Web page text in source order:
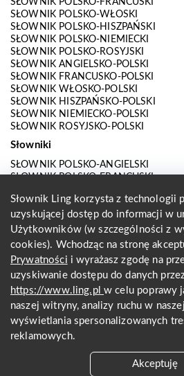
SŁOWNIK POLSKO-WŁOSKI
SŁOWNIK POLSKO-HISZPAŃSKI
SŁOWNIK POLSKO-NIEMIECKI
SŁOWNIK POLSKO-ROSYJSKI
SŁOWNIK ANGIELSKO-POLSKI
SŁOWNIK FRANCUSKO-POLSKI
SŁOWNIK WŁOSKO-POLSKI
SŁOWNIK HISZPAŃSKO-POLSKI
SŁOWNIK NIEMIECKO-POLSKI
SŁOWNIK ROSYJSKO-POLSKI
Słowniki
SŁOWNIK POLSKO-ANGIELSKI
SŁOWNIK POLSKO-FRANCUSKI
SŁOWNIK POLSKO-HISZPAŃSKI
SŁOWNIK POLSKO-NIEMIECKI
SŁOWNIK POLSKO-ROSYJSKI
SŁOWNIK ANGIELSKO-POLSKI
SŁOWNIK FRANCUSKO-POLSKI
SŁOWNIK WŁOSKO-POLSKI
SŁOWNIK HISZPAŃSKO-POLSKI
SŁOWNIK NIEMIECKO-POLSKI
SŁOWNIK ROSYJSKO-POLSKI
O nas
KONTAKT Z REDAKCJĄ
Słownik Ling korzysta z technologii
uzyskującej dostęp do informacji w
Użytkowników (w szczególności z
cookies). Wchodząc na stronę
Prywatności i wyrażasz zgodę na
uzyskiwanie dostępu do danych
https://www.ling.plw celu poprawy
naszej witryny, analizy ruchu w
wyświetlania spersonalizowanych
reklamowych.
Akceptuję